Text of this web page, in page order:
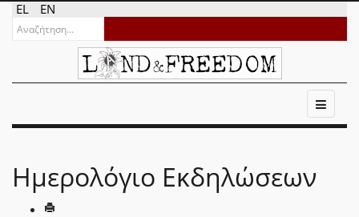
EL EN
Ημερολόγιο Εκδηλώσεων